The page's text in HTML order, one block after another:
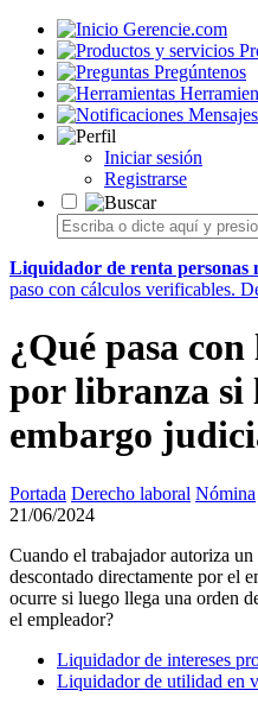
Gerencie.com
Pregúntenos
Iniciar sesión
Registrarse
Liquidador de renta personas
paso con cálculos verificables.
¿Qué pasa con
por libranza si
embargo
Portada Derecho laboral Nómina
21/06/2024
Cuando el trabajador autoriza
descontado directamente por el
ocurre si luego llega una orden
el empleador?
Liquidador de intereses
Liquidador de utilidad en